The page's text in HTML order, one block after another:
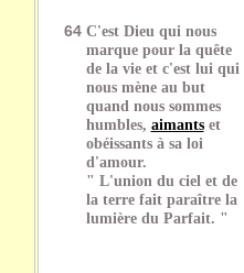
64 C'est Dieu qui nous
marque pour la quête
de la vie et c'est lui qui
nous mène au but
quand nous sommes
humbles, aimantset
obéissants à sa loi
d'amour.
" L'union du ciel et de
la terre fait paraître la
lumière du Parfait. "